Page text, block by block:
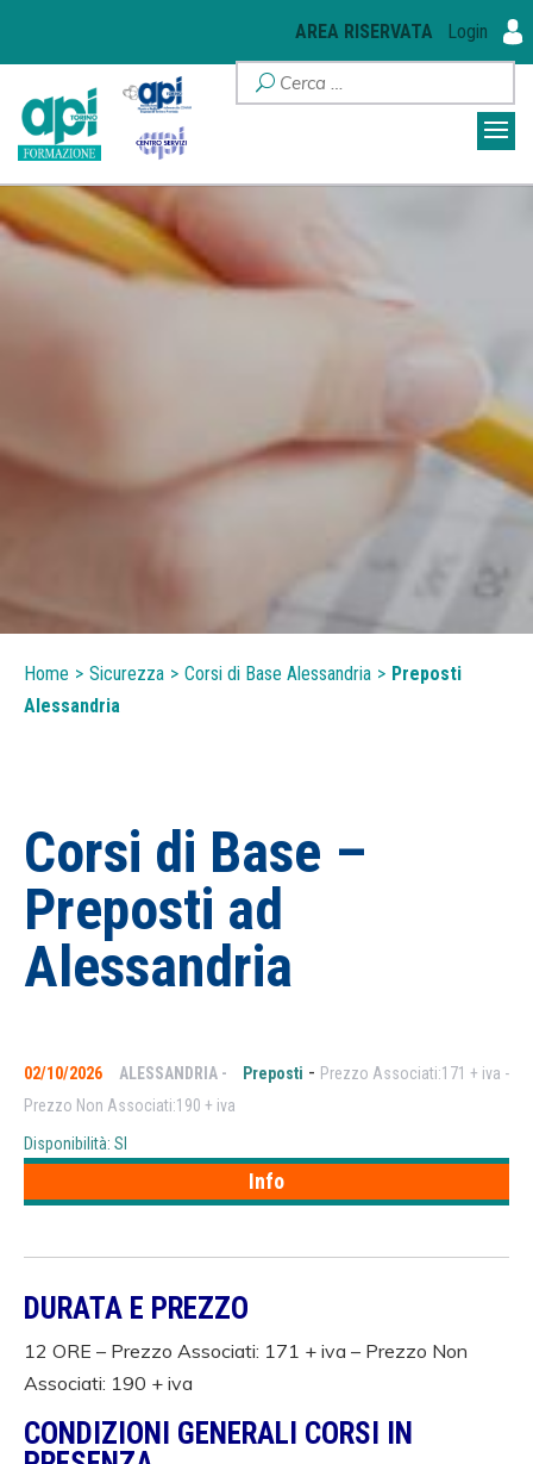
AREA RISERVATA Login
Home > Sicurezza > Corsi di Base Alessandria > Preposti
Alessandria
Corsi di Base –
Preposti ad
Alessandria
02/10/2026 ALESSANDRIA - Preposti - Prezzo Associati:171 + iva -
Prezzo Non Associati:190 + iva
Disponibilità: SI
Info
DURATA E PREZZO
12 ORE – Prezzo Associati: 171 + iva – Prezzo Non
Associati: 190 + iva
CONDIZIONI GENERALI CORSI IN